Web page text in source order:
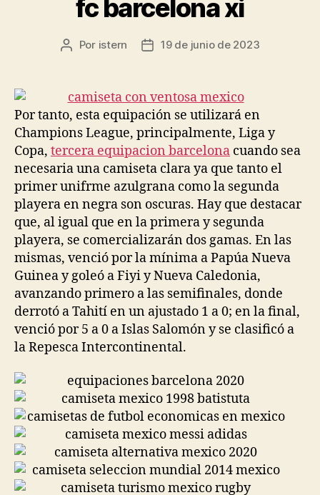
fc barcelona xi
Autor
entrada
Por istern
Fecha
entrada
19 de junio de 2023
Por tanto, esta equipación se utilizará en
Champions League, principalmente, Liga y
Copa, tercera equipacion barcelona cuando sea
necesaria una camiseta clara ya que tanto el
primer unifrme azulgrana como la segunda
playera en negra son oscuras. Hay que destacar
que, al igual que en la primera y segunda
playera, se comercializarán dos gamas. En las
mismas, venció por la mínima a Papúa Nueva
Guinea y goleó a Fiyi y Nueva Caledonia,
avanzando primero a las semifinales, donde
derrotó a Tahití en un ajustado 1 a 0; en la final,
venció por 5 a 0 a Islas Salomón y se clasificó a
la Repesca Intercontinental.